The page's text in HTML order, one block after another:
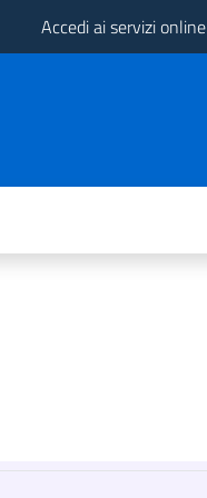
Accedi ai servizi online